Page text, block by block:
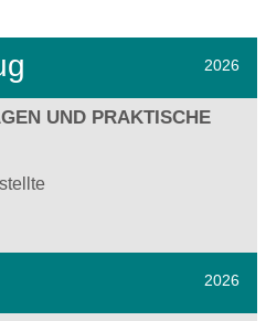
2026
UND PRAKTISCHE
2026